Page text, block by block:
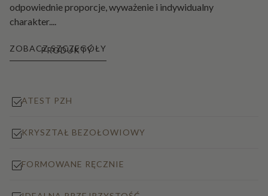
PRODUKTY
odpowiednie proporcje, wyważenie i indywidualny
charakter....
ZOBACZ SZCZEGÓŁY
ATEST PZH
KRYSZTAŁ BEZOŁOWIOWY
FORMOWANE RĘCZNIE